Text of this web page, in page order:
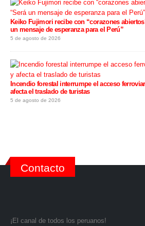
Keiko Fujimori recibe con “corazones
un mensaje de esperanza para el Perú”
5 de agosto de 2026
Incendio forestal interrumpe el acceso
afecta el traslado de turistas
5 de agosto de 2026
Contacto
¡El canal de todos los peruanos!